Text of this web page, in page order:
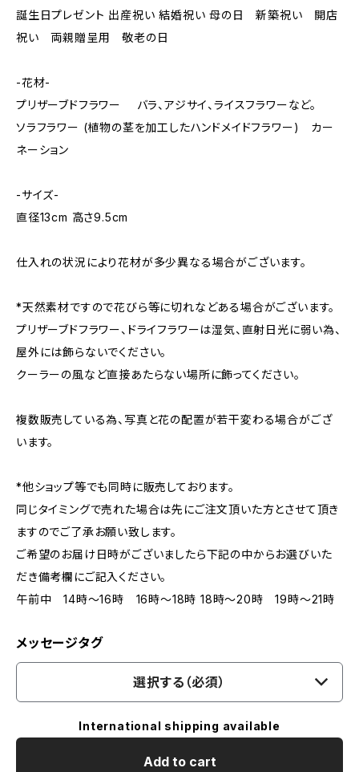
誕生日プレゼント 出産祝い 結婚祝い 母の日 新築祝い 開店
祝い 両親贈呈用 敬老の日
-花材-
プリザーブドフラワー バラ、アジサイ、ライスフラワーなど。
ソラフラワー (植物の茎を加工したハンドメイドフラワー) カー
ネーション
-サイズ-
直径13cm 高さ9.5cm
仕入れの状況により花材が多少異なる場合がございます。
*天然素材ですので花びら等に切れなどある場合がございます。
プリザーブドフラワー、ドライフラワーは湿気、直射日光に弱い為、
屋外には飾らないでください。
クーラーの風など直接あたらない場所に飾ってください。
複数販売している為、写真と花の配置が若干変わる場合がござ
います。
*他ショップ等でも同時に販売しております。
同じタイミングで売れた場合は先にご注文頂いた方とさせて頂き
ますのでご了承お願い致します。
ご希望のお届け日時がございましたら下記の中からお選びいた
だき備考欄にご記入ください。
午前中 14時〜16時 16時〜18時 18時〜20時 19時〜21時
メッセージタグ
選択する（必須）
International shipping available
Add to cart